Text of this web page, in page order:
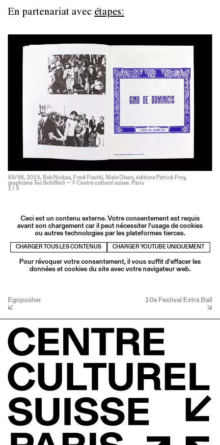
En partenariat avec étapes:
69/96, 2015, Bob Nickas, Fredi Fischli, Niels Olsen, éditions Patrick Frey,
graphisme Teo Schifferli — © Centre culturel suisse. Paris
1 / 3
Ceci est un contenu externe. Votre consentement est requis
avant son chargement car il peut nécessiter l'usage de cookies
ou autres technologies par les plateformes tierces.
CHARGER TOUS LES CONTENUS CHARGER YOUTUBE UNIQUEMENT
Pour révoquer votre consentement, il vous suffit d'effacer les
données et cookies du site avec votre navigateur web.
Egopusher 10e Festival Extra Ball